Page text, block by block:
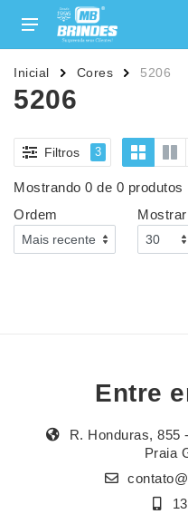
Inicial Cores 5206
5206
Filtros 3
Mostrando 0 de 0 produtos
Ordem
Mostrar
Entre
R. Honduras, 855
Praia